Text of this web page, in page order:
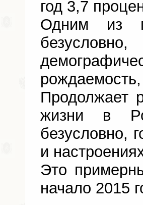
год 3,7
Одним из
Продолжает
жизни в
безусловно,
и
Это
начало 2015